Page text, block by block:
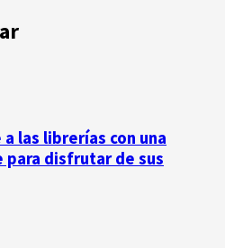
las librerías con una
para disfrutar de sus